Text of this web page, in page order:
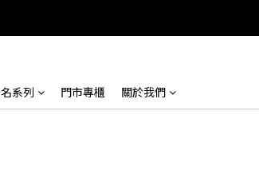
系列 門市專櫃 關於我們